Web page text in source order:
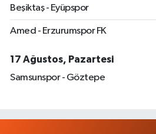
Beşiktaş - Eyüpspor
Amed - Erzurumspor FK
17 Ağustos, Pazartesi
Samsunspor - Göztepe